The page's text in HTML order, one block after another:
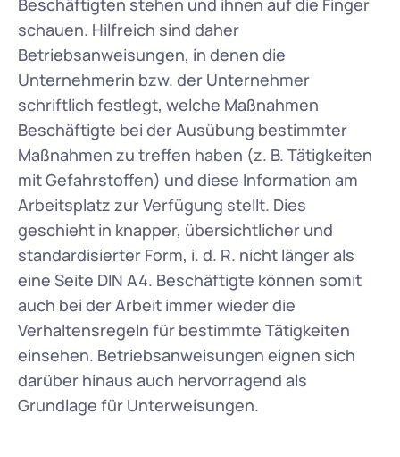
Beschäftigten stehen und ihnen auf die Finger
schauen. Hilfreich sind daher
Betriebsanweisungen, in denen die
Unternehmerin bzw. der Unternehmer
schriftlich festlegt, welche Maßnahmen
Beschäftigte bei der Ausübung bestimmter
Maßnahmen zu treffen haben (z. B. Tätigkeiten
mit Gefahrstoffen) und diese Information am
Arbeitsplatz zur Verfügung stellt. Dies
geschieht in knapper, übersichtlicher und
standardisierter Form, i. d. R. nicht länger als
eine Seite DIN A4. Beschäftigte können somit
auch bei der Arbeit immer wieder die
Verhaltensregeln für bestimmte Tätigkeiten
einsehen. Betriebsanweisungen eignen sich
darüber hinaus auch hervorragend als
Grundlage für Unterweisungen.